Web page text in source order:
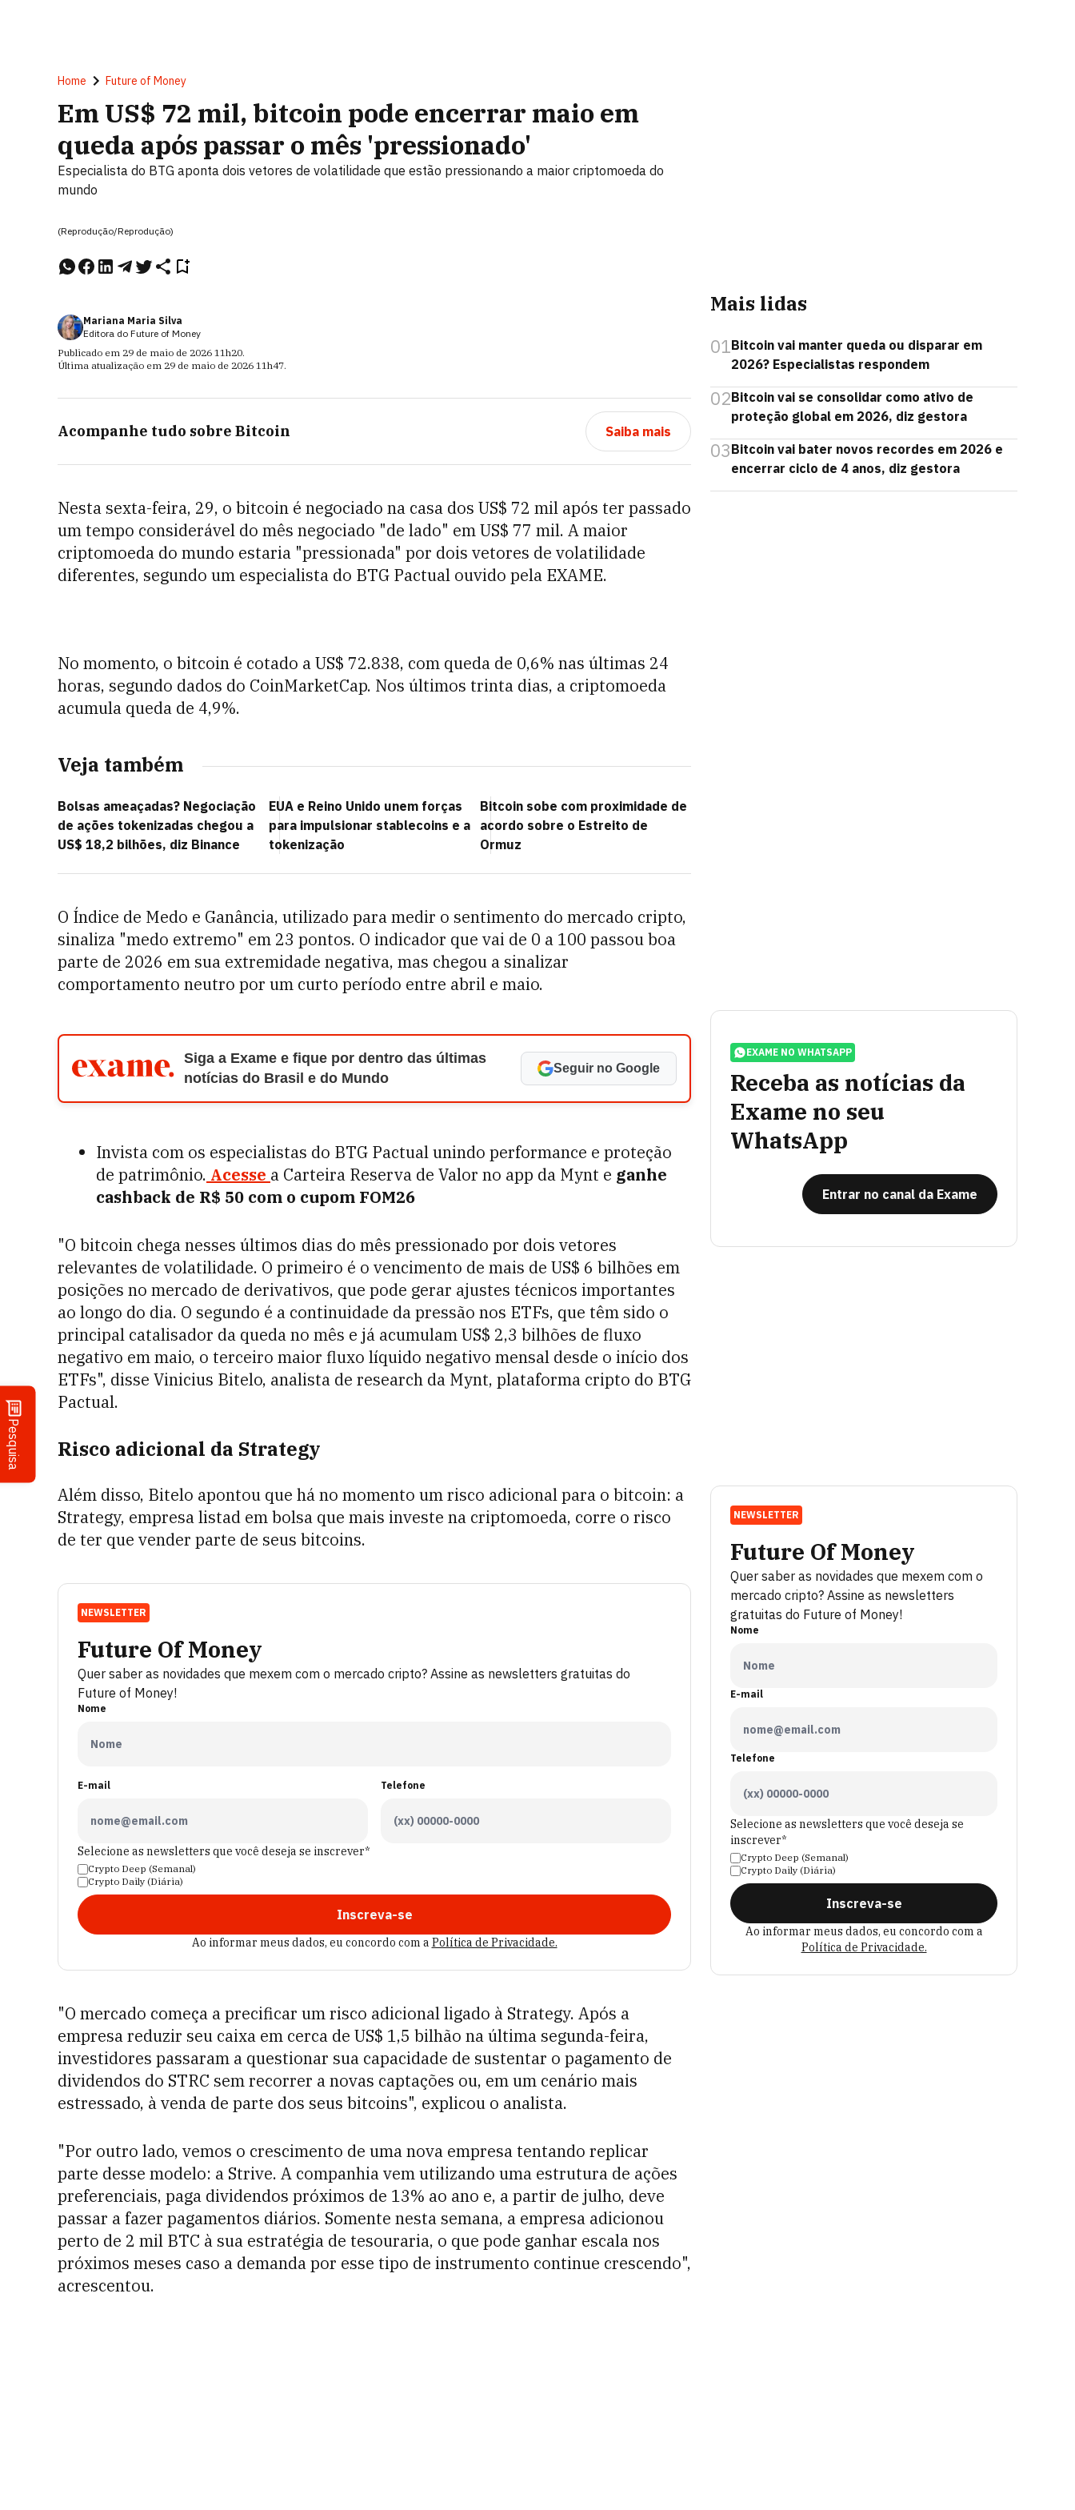
Pesquisa
Home Future of Money
Em US$ 72 mil, bitcoin pode encerrar maio em
queda após passar o mês 'pressionado'
Especialista do BTG aponta dois vetores de volatilidade que estão pressionando a maior criptomoeda do
mundo
(Reprodução/Reprodução)
Mariana Maria Silva
Editora do Future of Money
Publicado em 29 de maio de 2026 11h20.
Última atualização em 29 de maio de 2026 11h47.
Acompanhe tudo sobre Bitcoin Saiba mais
Nesta sexta-feira, 29, o bitcoin é negociado na casa dos US$ 72 mil após ter passado
um tempo considerável do mês negociado "de lado" em US$ 77 mil. A maior
criptomoeda do mundo estaria "pressionada" por dois vetores de volatilidade
diferentes, segundo um especialista do BTG Pactual ouvido pela EXAME.
No momento, o bitcoin é cotado a US$ 72.838, com queda de 0,6% nas últimas 24
horas, segundo dados do CoinMarketCap. Nos últimos trinta dias, a criptomoeda
acumula queda de 4,9%.
Veja também
Bolsas ameaçadas? Negociação
de ações tokenizadas chegou a
US$ 18,2 bilhões, diz Binance
EUA e Reino Unido unem forças
para impulsionar stablecoins e a
tokenização
Bitcoin sobe com proximidade de
acordo sobre o Estreito de
Ormuz
O Índice de Medo e Ganância, utilizado para medir o sentimento do mercado cripto,
sinaliza "medo extremo" em 23 pontos. O indicador que vai de 0 a 100 passou boa
parte de 2026 em sua extremidade negativa, mas chegou a sinalizar
comportamento neutro por um curto período entre abril e maio.
Siga a Exame e fique por dentro das últimas
notícias do Brasil e do Mundo
Seguir no Google
Invista com os especialistas do BTG Pactual unindo performance e proteção
de patrimônio. Acesse a Carteira Reserva de Valor no app da Mynt e ganhe
cashback de R$ 50 com o cupom FOM26
"O bitcoin chega nesses últimos dias do mês pressionado por dois vetores
relevantes de volatilidade. O primeiro é o vencimento de mais de US$ 6 bilhões em
posições no mercado de derivativos, que pode gerar ajustes técnicos importantes
ao longo do dia. O segundo é a continuidade da pressão nos ETFs, que têm sido o
principal catalisador da queda no mês e já acumulam US$ 2,3 bilhões de fluxo
negativo em maio, o terceiro maior fluxo líquido negativo mensal desde o início dos
ETFs", disse Vinicius Bitelo, analista de research da Mynt, plataforma cripto do BTG
Pactual.
Risco adicional da Strategy
Além disso, Bitelo apontou que há no momento um risco adicional para o bitcoin: a
Strategy, empresa listad em bolsa que mais investe na criptomoeda, corre o risco
de ter que vender parte de seus bitcoins.
NEWSLETTER
Future Of Money
Quer saber as novidades que mexem com o mercado cripto? Assine as newsletters gratuitas do
Future of Money!
Nome
E-mail Telefone
Selecione as newsletters que você deseja se inscrever*
Crypto Deep (Semanal)
Crypto Daily (Diária)
Inscreva-se
Ao informar meus dados, eu concordo com a Política de Privacidade.
"O mercado começa a precificar um risco adicional ligado à Strategy. Após a
empresa reduzir seu caixa em cerca de US$ 1,5 bilhão na última segunda-feira,
investidores passaram a questionar sua capacidade de sustentar o pagamento de
dividendos do STRC sem recorrer a novas captações ou, em um cenário mais
estressado, à venda de parte dos seus bitcoins", explicou o analista.
"Por outro lado, vemos o crescimento de uma nova empresa tentando replicar
parte desse modelo: a Strive. A companhia vem utilizando uma estrutura de ações
preferenciais, paga dividendos próximos de 13% ao ano e, a partir de julho, deve
passar a fazer pagamentos diários. Somente nesta semana, a empresa adicionou
perto de 2 mil BTC à sua estratégia de tesouraria, o que pode ganhar escala nos
próximos meses caso a demanda por esse tipo de instrumento continue crescendo",
acrescentou.
Mais lidas
01Bitcoin vai manter queda ou disparar em
2026? Especialistas respondem
02Bitcoin vai se consolidar como ativo de
proteção global em 2026, diz gestora
03Bitcoin vai bater novos recordes em 2026 e
encerrar ciclo de 4 anos, diz gestora
EXAME NO WHATSAPP
Receba as notícias da
Exame no seu
WhatsApp
Entrar no canal da Exame
NEWSLETTER
Future Of Money
Quer saber as novidades que mexem com o
mercado cripto? Assine as newsletters
gratuitas do Future of Money!
Nome
E-mail
Telefone
Selecione as newsletters que você deseja se
inscrever*
Crypto Deep (Semanal)
Crypto Daily (Diária)
Inscreva-se
Ao informar meus dados, eu concordo com a
Política de Privacidade.